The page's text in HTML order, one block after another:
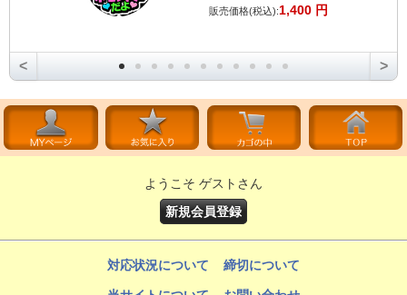
販売価格(税込):1,400 円
< >
ようこそ ゲストさん
新規会員登録
対応状況について 締切について